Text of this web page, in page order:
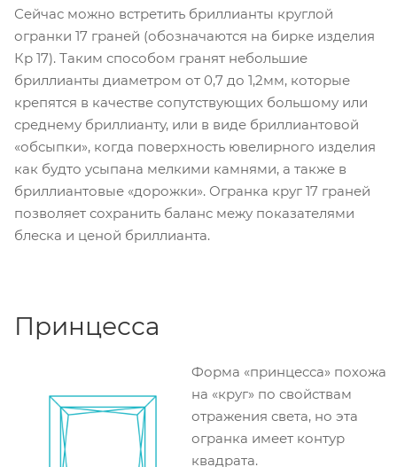
Сейчас можно встретить бриллианты круглой
огранки 17 граней (обозначаются на бирке изделия
Кр 17). Таким способом гранят небольшие
бриллианты диаметром от 0,7 до 1,2мм, которые
крепятся в качестве сопутствующих большому или
среднему бриллианту, или в виде бриллиантовой
«обсыпки», когда поверхность ювелирного изделия
как будто усыпана мелкими камнями, а также в
бриллиантовые «дорожки». Огранка круг 17 граней
позволяет сохранить баланс межу показателями
блеска и ценой бриллианта.
Принцесса
Форма «принцесса» похожа
на «круг» по свойствам
отражения света, но эта
огранка имеет контур
квадрата.